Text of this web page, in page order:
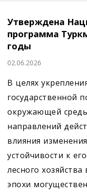
Утверждена
программа
годы
02.06.2026
В целях
государственной
окружающей
направлений
влияния
устойчивости к
лесного
эпохи